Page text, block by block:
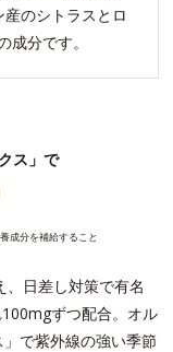
産のシトラスとロ
分です。
ス」で
成分を補給すること
日差し対策で有名
ずつ配合。オル
で紫外線の強い季節